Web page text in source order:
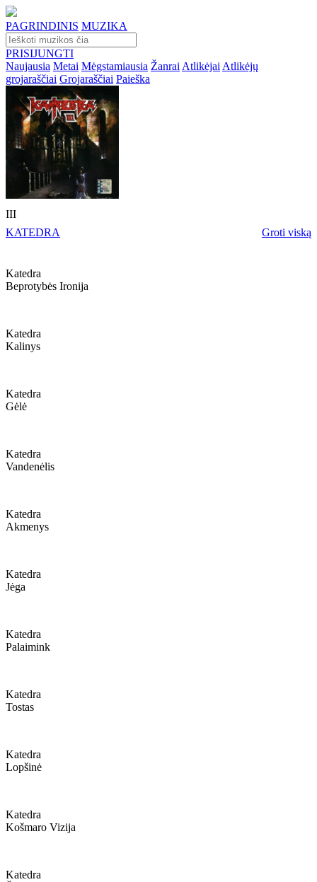
PAGRINDINIS MUZIKA
PRISIJUNGTI
Naujausia Metai Mėgstamiausia Žanrai Atlikėjai Atlikėjų
grojaraščiai Grojaraščiai Paieška
III
KATEDRA
Groti viską
Katedra
Beprotybės Ironija
Katedra
Kalinys
Katedra
Gėlė
Katedra
Vandenėlis
Katedra
Akmenys
Katedra
Jėga
Katedra
Palaimink
Katedra
Tostas
Katedra
Lopšinė
Katedra
Košmaro Vizija
Katedra